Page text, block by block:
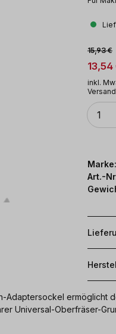
13,54
15,93 €
inkl.
Anzahl
1
Marke:
Art.-
Adaptersockel ermöglicht
Universal-Oberfräser-